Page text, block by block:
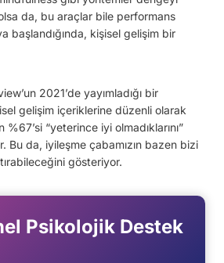
olsa da, bu araçlar bile performans
başlandığında, kişisel gelişim bir
2021’de yayımladığı bir
gelişim içeriklerine düzenli olarak
“yeterince iyi olmadıklarını”
Bu da, iyileşme çabamızın bazen bizi
gösteriyor.
Psikolojik Destek